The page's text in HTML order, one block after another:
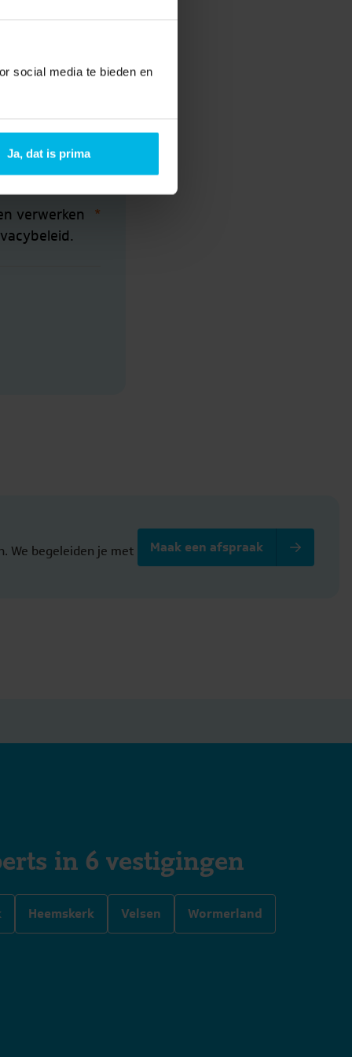
social media te bieden en
Ja, dat is prima
verwerken *
We begeleiden je met Maak een afspraak
in 6 vestigingen
Heemskerk Velsen Wormerland